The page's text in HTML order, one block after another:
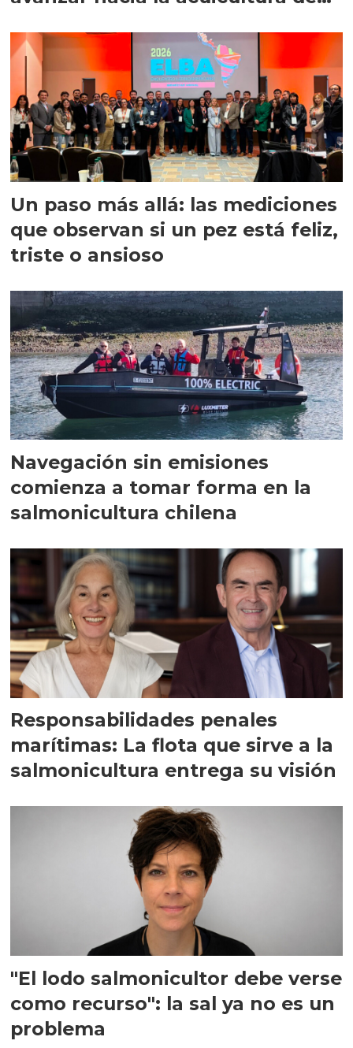
Un paso más allá: las mediciones
que observan si un pez está feliz,
triste o ansioso
Navegación sin emisiones
comienza a tomar forma en la
salmonicultura chilena
Responsabilidades penales
marítimas: La flota que sirve a la
salmonicultura entrega su visión
"El lodo salmonicultor debe verse
como recurso": la sal ya no es un
problema